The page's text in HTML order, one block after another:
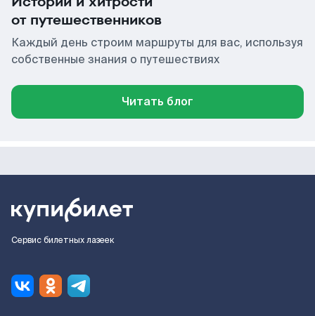
от путешественников
Каждый день строим маршруты для вас, используя
собственные знания о путешествиях
Читать блог
Сервис билетных лазеек